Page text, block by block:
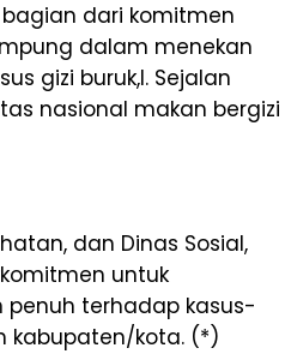
dari komitmen
dalam menekan
gizi buruk,l. Sejalan
nasional makan bergizi
dan Dinas Sosial,
untuk
terhadap kasus-
kabupaten/kota. (*)